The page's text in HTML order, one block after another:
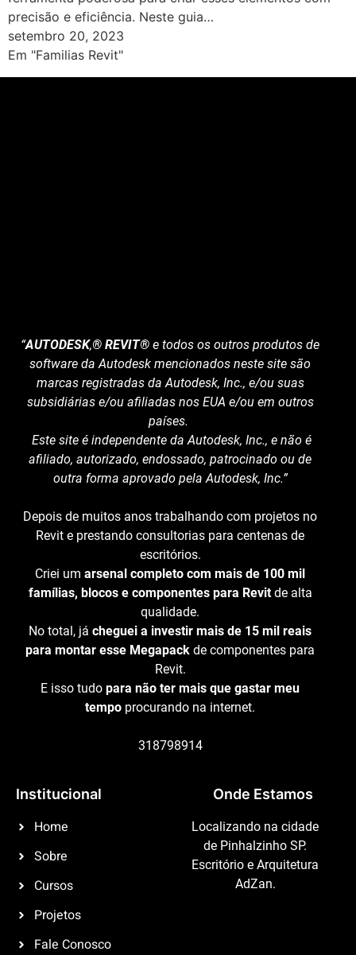
precisão e eficiência. Neste guia…
setembro 20, 2023
Em "Familias Revit"
“AUTODESK,® REVIT® e todos os outros produtos de
software da Autodesk mencionados neste site são
marcas registradas da Autodesk, Inc., e/ou suas
subsidiárias e/ou afiliadas nos EUA e/ou em outros
países.
Este site é independente da Autodesk, Inc., e não é
afiliado, autorizado, endossado, patrocinado ou de
outra forma aprovado pela Autodesk, Inc.”
Depois de muitos anos trabalhando com projetos no
Revit e prestando consultorias para centenas de
escritórios.
Criei um arsenal completo com mais de 100 mil
famílias, blocos e componentes para Revitde alta
qualidade.
No total, já cheguei a investir mais de 15 mil reais
para montar esse Megapack de componentes para
Revit.
E isso tudo para não ter mais que gastar meu
tempo procurando na internet.
318798914
Institucional
Home
Sobre
Cursos
Projetos
Fale Conosco
Onde Estamos
Localizando na cidade
de Pinhalzinho SP.
Escritório e Arquitetura
AdZan.